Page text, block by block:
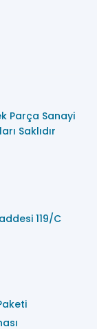
Parça Sanayi
Saklıdır
119/C